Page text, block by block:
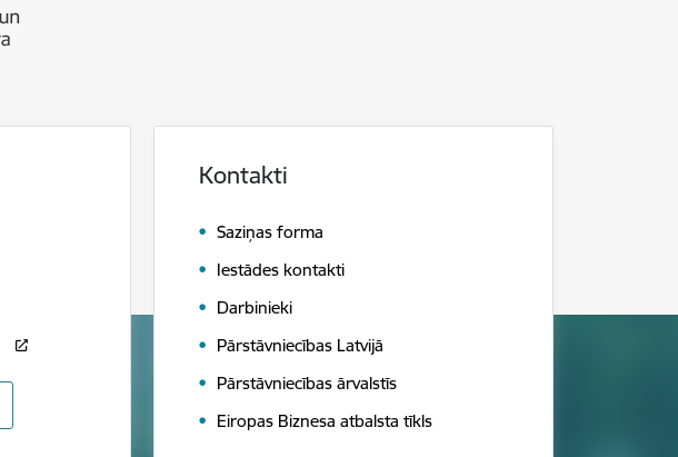
Kontakti
Saziņas forma
Iestādes kontakti
Darbinieki
Pārstāvniecības Latvijā
Pārstāvniecības ārvalstīs
Eiropas Biznesa atbalsta tīkls